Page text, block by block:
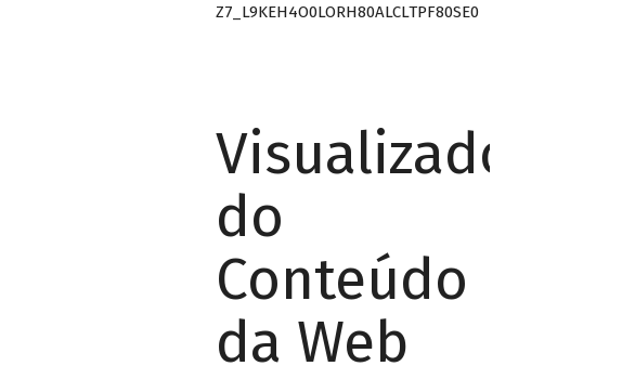
Z7_L9KEH4O0LORH80ALCLTPF80SE0
Visualizador
do
Conteúdo
da Web